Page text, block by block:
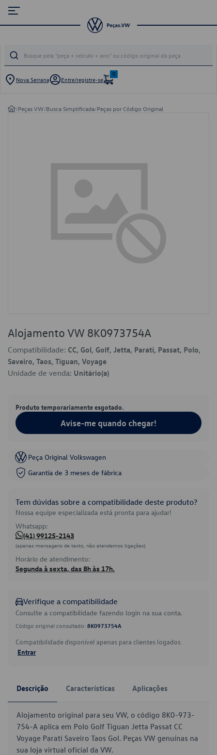
Nova Serrana Entre/registre-se
0
/Peças VW/Busca Simplificada/Peças por Código Original
Alojamento VW 8K0973754A
Compatibilidade: CC, Gol, Golf, Jetta, Parati, Passat, Polo,
Saveiro, Taos, Tiguan, Voyage
Unidade de venda: Unitário(a)
Produto temporariamente esgotado.
Avise-me quando chegar!
Peça Original Volkswagen
Garantia de 3 meses de fábrica
Tem dúvidas sobre a compatibilidade deste produto?
Nossa equipe especializada está pronta para ajudar!
Whatsapp:
(41) 99125-2143
(apenas mensagens de texto, não atendemos ligações)
Horário de atendimento:
Segunda à sexta, das 8h às 17h.
Verifique a compatibilidade
Consulte a compatibilidade fazendo login na sua conta.
Código original consultado: 8K0973754A
Compatibilidade disponível apenas para clientes logados.
Entrar
Descrição Características Aplicações
Alojamento original para seu VW, o código 8K0-973-
754-A aplica em Polo Golf Tiguan Jetta Passat CC
Voyage Parati Saveiro Taos Gol. Peças VW genuínas na
sua loja virtual oficial da VW.